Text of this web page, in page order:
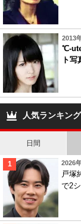
2013
℃-
ト
人気ランキング
日間
2026
戸塚
で2